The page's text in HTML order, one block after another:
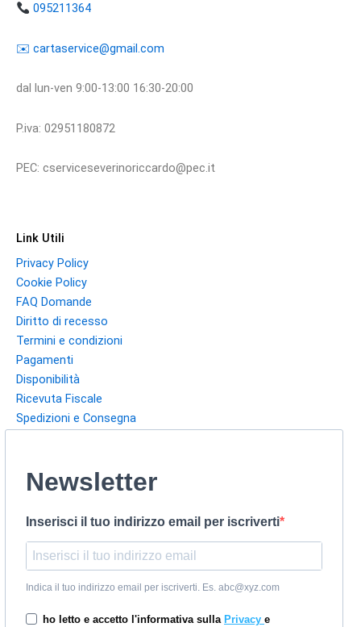
095211364
​​✉️ ​cartaservice@gmail.com
dal lun-ven 9:00-13:00 16:30-20:00
P.iva: 02951180872
PEC: cserviceseverinoriccardo@pec.it
Link Utili
Privacy Policy
Cookie Policy
FAQ Domande
Diritto di recesso
Termini e condizioni
Pagamenti
Disponibilità
Ricevuta Fiscale
Spedizioni e Consegna
Newsletter
Inserisci il tuo indirizzo email per iscriverti
Indica il tuo indirizzo email per iscriverti. Es. abc@xyz.com
ho letto e accetto l'informativa sulla Privacy e